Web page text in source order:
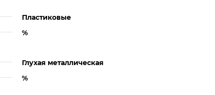
Пластиковые
%
Глухая металлическая
%